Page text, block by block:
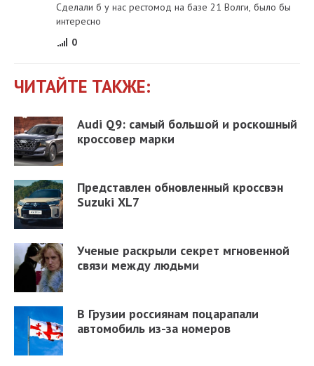
Сделали б у нас рестомод на базе 21 Волги, было бы
интересно
0
ЧИТАЙТЕ ТАКЖЕ:
Audi Q9: самый большой и роскошный
кроссовер марки
Представлен обновленный кроссвэн
Suzuki XL7
Ученые раскрыли секрет мгновенной
связи между людьми
В Грузии россиянам поцарапали
автомобиль из-за номеров